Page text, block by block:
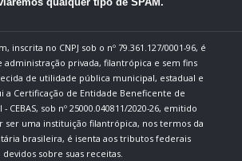
inscrita no CNPJ sob o nº 79.361.127/0001-96, é
administração privada, filantrópica e sem fins
de utilidade pública municipal, estadual e
a Certificação de Entidade Beneficente de
CEBAS, sob nº 25000.040811/2020-26, emitido
ser uma instituição filantrópica, nos termos da
brasileira, é isenta aos tributos federais
devidos sobre suas receitas.